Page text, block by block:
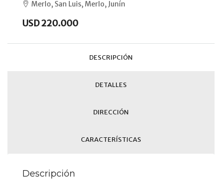
Merlo, San Luis, Merlo, Junín
USD 220.000
DESCRIPCIÓN
DETALLES
DIRECCIÓN
CARACTERÍSTICAS
Descripción